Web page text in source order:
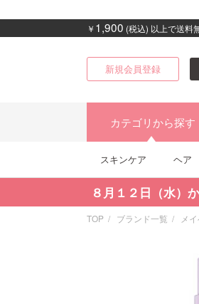
￥ 1,900 (税込) 以上で送料
新規会員登録
カテゴリから探す
スキンケア ヘア
８月１２日（水）
TOP ブランド一覧 メ